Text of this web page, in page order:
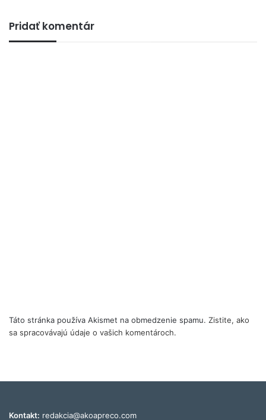
Pridať komentár
Táto stránka používa Akismet na obmedzenie spamu. Zistite, ako
sa spracovávajú údaje o vašich komentároch.
Kontakt: redakcia@akoapreco.com